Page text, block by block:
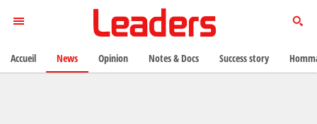
Accueil News Opinion Notes & Docs Success story